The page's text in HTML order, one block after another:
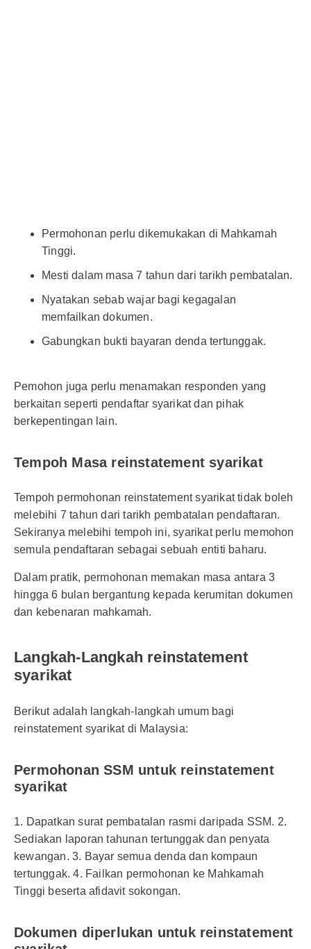
Permohonan perlu dikemukakan di Mahkamah
Tinggi.
Mesti dalam masa 7 tahun dari tarikh pembatalan.
Nyatakan sebab wajar bagi kegagalan
memfailkan dokumen.
Gabungkan bukti bayaran denda tertunggak.
Pemohon juga perlu menamakan responden yang
berkaitan seperti pendaftar syarikat dan pihak
berkepentingan lain.
Tempoh Masa reinstatement syarikat
Tempoh permohonan reinstatement syarikat tidak boleh
melebihi 7 tahun dari tarikh pembatalan pendaftaran.
Sekiranya melebihi tempoh ini, syarikat perlu memohon
semula pendaftaran sebagai sebuah entiti baharu.
Dalam pratik, permohonan memakan masa antara 3
hingga 6 bulan bergantung kepada kerumitan dokumen
dan kebenaran mahkamah.
Langkah-Langkah reinstatement
syarikat
Berikut adalah langkah-langkah umum bagi
reinstatement syarikat di Malaysia:
Permohonan SSM untuk reinstatement
syarikat
1. Dapatkan surat pembatalan rasmi daripada SSM. 2.
Sediakan laporan tahunan tertunggak dan penyata
kewangan. 3. Bayar semua denda dan kompaun
tertunggak. 4. Failkan permohonan ke Mahkamah
Tinggi beserta afidavit sokongan.
Dokumen diperlukan untuk reinstatement